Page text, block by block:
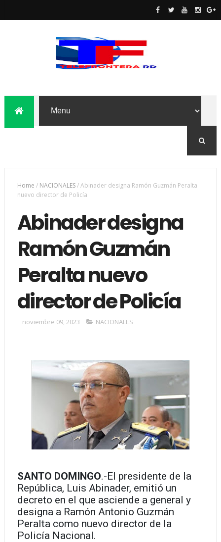
Home / NACIONALES/Abinader designa Ramón Guzmán Peralta
nuevo director de Policía
Abinader designa
Ramón Guzmán
Peralta nuevo
director de Policía
noviembre 09, 2023 NACIONALES
SANTO DOMINGO.-El presidente de la
República, Luis Abinader, emitió un
decreto en el que asciende a general y
designa a Ramón Antonio Guzmán
Peralta como nuevo director de la
Policía Nacional.